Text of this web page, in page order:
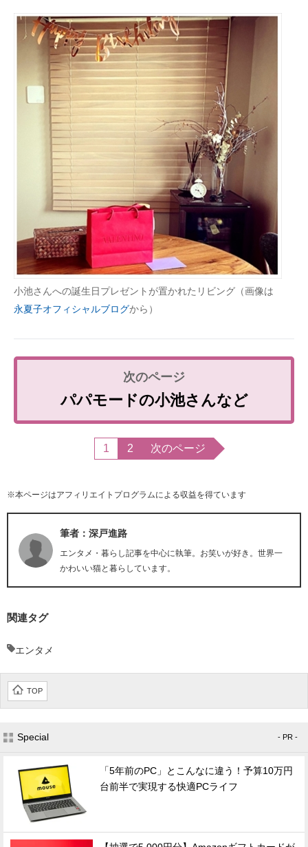
小池さんへの誕生日プレゼントが置かれたリビング（画像は
永夏子オフィシャルブログから）
パパモードの小池さんなど
1 2 次のページ
※本ページはアフィリエイトプログラムによる収益を得ています
筆者：深戸進路
エンタメ・暮らし記事を中心に執筆。お笑いが好き。世界一
かわいい猫と暮らしています。
関連タグ
エンタメ
TOP
Special - PR -
「5年前のPC」とこんなに違う！予算10万円
台前半で実現する快適PCライフ